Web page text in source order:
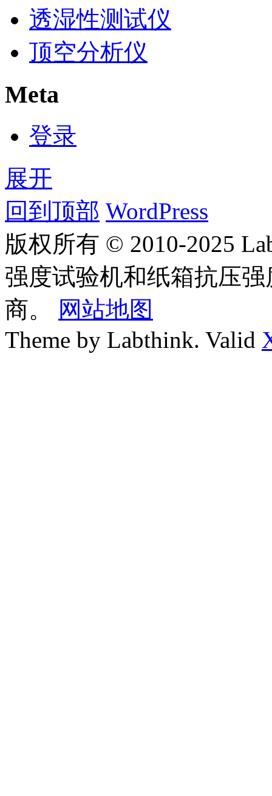
透湿性测试仪
顶空分析仪
Meta
登录
展开
回到顶部 WordPress
版权所有 © 2010-2025
强度试验机和纸箱抗压
商。
网站地图
Theme by Labthink. Valid